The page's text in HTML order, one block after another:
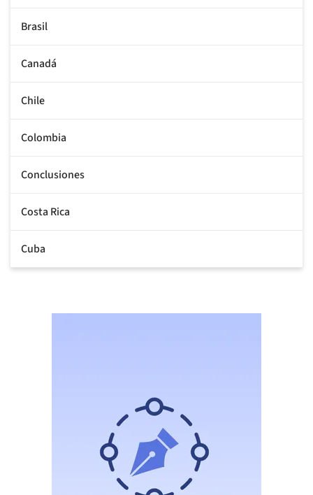
Brasil
Canadá
Chile
Colombia
Conclusiones
Costa Rica
Cuba